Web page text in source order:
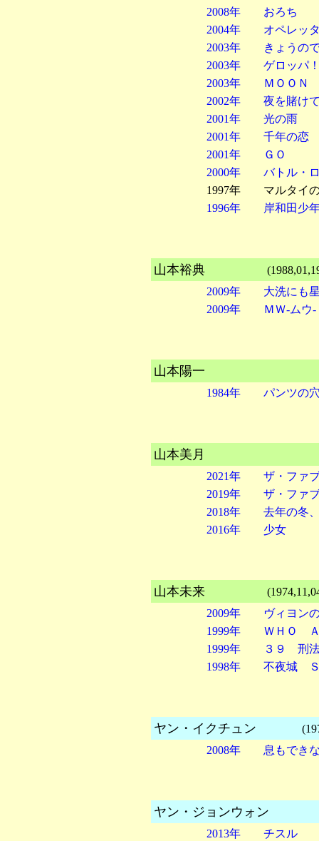
2008年 おろち
2004年 オペレッタ
2003年 きょうので
2003年 ゲロッ
2003年 ＭＯＯＮ
2002年 夜を賭
2001年 光の雨
2001年 千年の恋
2001年 ＧＯ
2000年 バトル・
1997年 マルタイ
1996年 岸和田少
山本裕典
2009年 大洗にも星
2009年 ＭＷ-ムウ-
山本陽一
1984年 パンツの
山本美月
2021年 ザ・ファブ
2019年 ザ・ファ
2018年 去年の冬、
2016年 少女
山本未来
(1974,11,04)
2009年 ヴィヨン
1999年 ＷＨＯ
1999年 ３９ 刑法
1998年 不夜城 Ｓ
ヤン・イクチュン
2008年 息もでき
ヤン・ジョンウォン
2013年 チスル